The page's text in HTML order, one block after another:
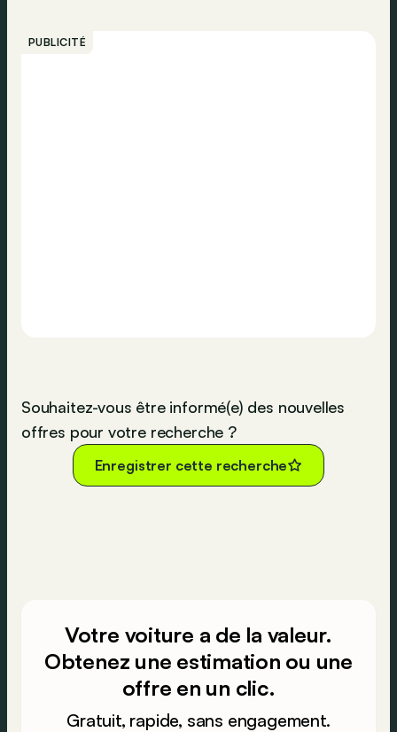
PUBLICITÉ
Souhaitez-vous être informé(e) des nouvelles
offres pour votre recherche ?
Enregistrer cette recherche
Votre voiture a de la valeur.
Obtenez une estimation ou une
offre en un clic.
Gratuit, rapide, sans engagement.